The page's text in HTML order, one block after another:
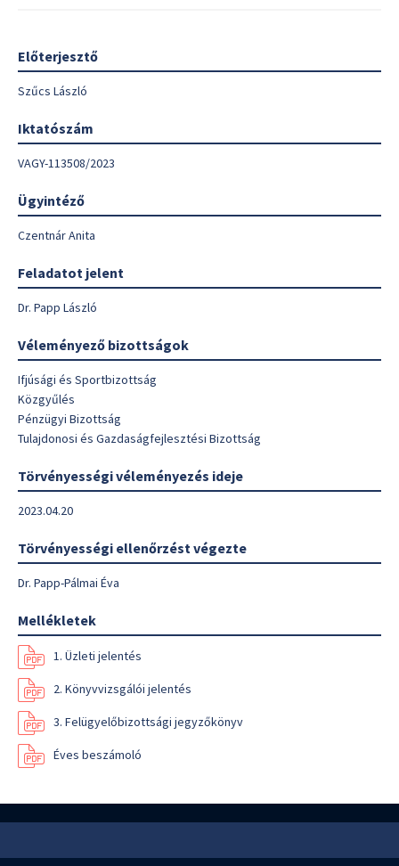
Előterjesztő
Szűcs László
Iktatószám
VAGY-113508/2023
Ügyintéző
Czentnár Anita
Feladatot jelent
Dr. Papp László
Véleményező bizottságok
Ifjúsági és Sportbizottság
Közgyűlés
Pénzügyi Bizottság
Tulajdonosi és Gazdaságfejlesztési Bizottság
Törvényességi véleményezés ideje
2023.04.20
Törvényességi ellenőrzést végezte
Dr. Papp-Pálmai Éva
Mellékletek
1. Üzleti jelentés
2. Könyvvizsgálói jelentés
3. Felügyelőbizottsági jegyzőkönyv
Éves beszámoló